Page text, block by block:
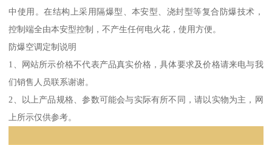
中使用。在结构上采用隔爆型、本安型、浇封型等复合防爆技术，
控制端全由本安型控制，不产生任何电火花，使用方便。
防爆空调定制说明
1、网站所示价格不代表产品真实价格，具体要求及价格请来电与我
们销售人员联系谢谢。
2、以上产品规格、参数可能会与实际有所不同，请以实物为主，网
上所示仅供参考。